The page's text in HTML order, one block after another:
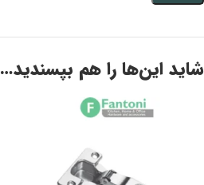
شاید این‌ها را هم بپسندید…